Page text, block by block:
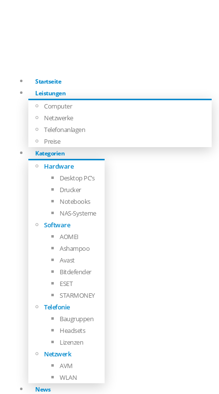
Startseite
Leistungen
Computer
Netzwerke
Telefonanlagen
Preise
Kategorien
Hardware
Desktop PC’s
Drucker
Notebooks
NAS-Systeme
Software
AOMEI
Ashampoo
Avast
Bitdefender
ESET
STARMONEY
Telefonie
Baugruppen
Headsets
Lizenzen
Netzwerk
AVM
WLAN
News